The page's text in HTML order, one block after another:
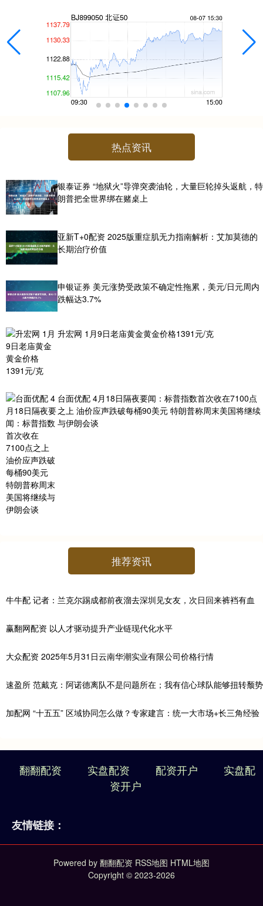
热点资讯
银泰证券 “地狱火”导弹突袭油轮，大量巨轮掉头返航，特
朗普把全世界绑在赌桌上
亚新T+0配资 2025版重症肌无力指南解析：艾加莫德的
长期治疗价值
申银证券 美元涨势受政策不确定性拖累，美元/日元周内
跌幅达3.7%
升宏网 1月9日老庙黄金黄金价格1391元/克
台面优配 4月18日隔夜要闻：标普指数首次收在7100点
之上 油价应声跌破每桶90美元 特朗普称周末美国将继续
与伊朗会谈
推荐资讯
牛牛配 记者：兰克尔踢成都前夜溜去深圳见女友，次日回来裤裆有血
赢翻网配资 以人才驱动提升产业链现代化水平
大众配资 2025年5月31日云南华潮实业有限公司价格行情
速盈所 范戴克：阿诺德离队不是问题所在；我有信心球队能够扭转颓势
加配网 “十五五” 区域协同怎么做？专家建言：统一大市场+长三角经验
翻翻配资 实盘配资 配资开户
实盘配
资开户
友情链接：
Powered by 翻翻配资 RSS地图 HTML地图
Copyright © 2023-2026